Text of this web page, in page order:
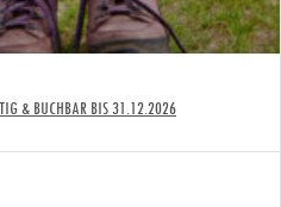
& BUCHBAR BIS 31.12.2026